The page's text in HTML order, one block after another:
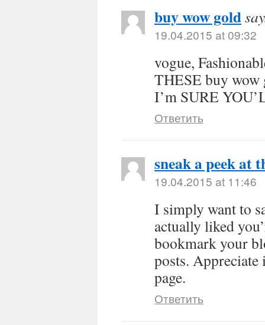
buy wow gold
19.04.2015 at 09:32
vogue,
THESE buy
I’m SURE
Ответить
sneak a peek at
19.04.2015 at 11:46
I simply want to
actually liked
bookmark your
posts.
page.
Ответить